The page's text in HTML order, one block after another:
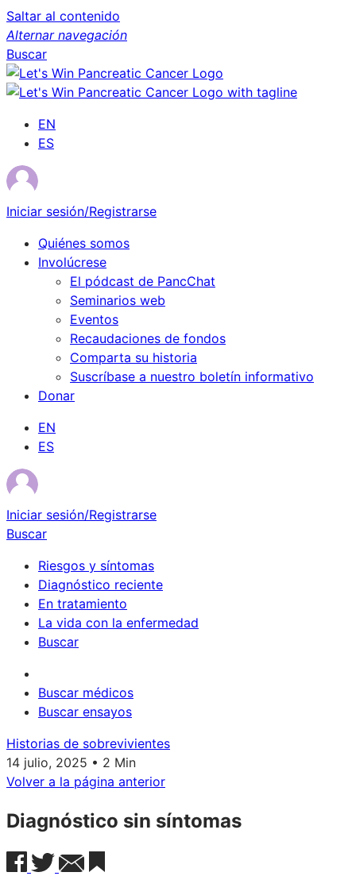
Saltar al contenido
Alternar navegación
Buscar
EN
ES
Iniciar sesión/Registrarse
Quiénes somos
Involúcrese
El pódcast de PancChat
Seminarios web
Eventos
Recaudaciones de fondos
Comparta su historia
Suscríbase a nuestro boletín informativo
Donar
EN
ES
Iniciar sesión/Registrarse
Buscar
Riesgos y síntomas
Diagnóstico reciente
En tratamiento
La vida con la enfermedad
Buscar
Buscar médicos
Buscar ensayos
Historias de sobrevivientes
14 julio, 2025 • 2 Min
Volver a la página anterior
Diagnóstico sin síntomas